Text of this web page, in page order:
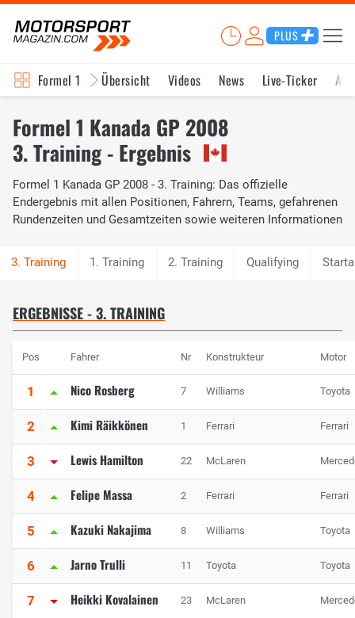
PLUS
Formel 1 Übersicht Videos News Live-Ticker
Formel 1 Kanada GP 2008
3. Training - Ergebnis
Formel 1 Kanada GP 2008 - 3. Training: Das offizielle
Endergebnis mit allen Positionen, Fahrern, Teams, gefahrenen
Rundenzeiten und Gesamtzeiten sowie weiteren Informationen
1. Training 2. Training Qualifying
ERGEBNISSE - 3. TRAINING
Pos Fahrer Nr Konstrukteur Motor
1 Nico Rosberg 7 Williams Toyota
2 Kimi Räikkönen 1 Ferrari Ferrari
3 Lewis Hamilton 22 McLaren
4 Felipe Massa 2 Ferrari Ferrari
5 Kazuki Nakajima 8 Williams Toyota
6 Jarno Trulli 11 Toyota Toyota
7 Heikki Kovalainen 23 McLaren